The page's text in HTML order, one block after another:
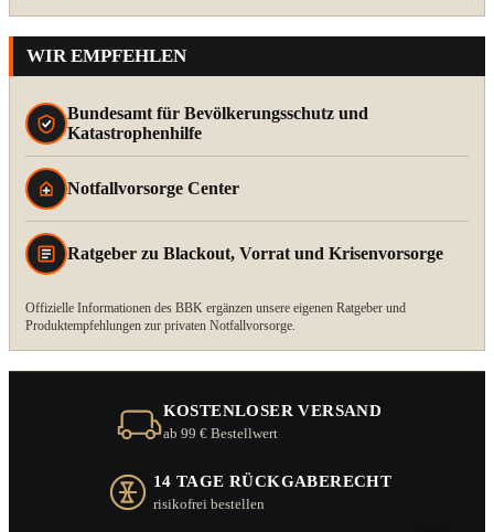
WIR EMPFEHLEN
Bundesamt für Bevölkerungsschutz und
Katastrophenhilfe
Notfallvorsorge Center
Ratgeber zu Blackout, Vorrat und Krisenvorsorge
Offizielle Informationen des BBK ergänzen unsere eigenen Ratgeber und
Produktempfehlungen zur privaten Notfallvorsorge.
KOSTENLOSER VERSAND
ab 99 € Bestellwert
14 TAGE RÜCKGABERECHT
risikofrei bestellen